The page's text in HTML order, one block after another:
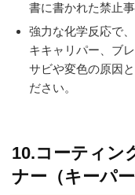
書に書かれた禁止
強力な化学反応で
キキャリパー、ブ
サビや変色の原因
ださい。
10.コーティン
ナー（キーパー